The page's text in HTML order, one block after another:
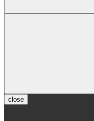
close